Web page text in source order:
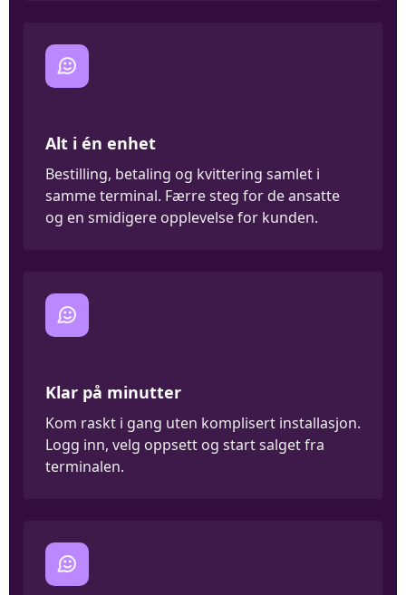
Alt i én enhet
Bestilling, betaling og kvittering samlet i
samme terminal. Færre steg for de ansatte
og en smidigere opplevelse for kunden.
Klar på minutter
Kom raskt i gang uten komplisert installasjon.
Logg inn, velg oppsett og start salget fra
terminalen.